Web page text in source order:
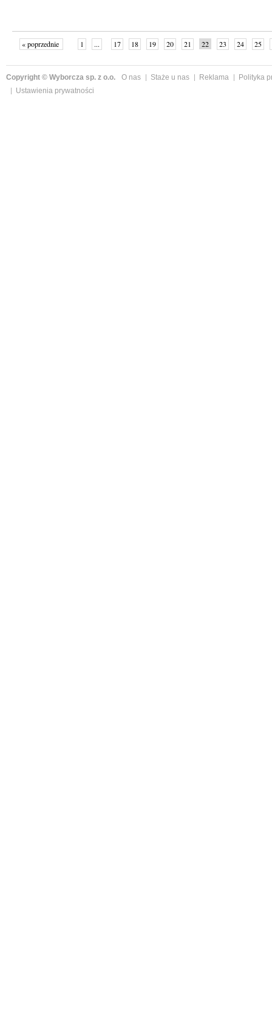
« poprzednie 1 ... 17 18 19 20 21 22 23 24 25
Copyright © Wyborcza sp. z o.o. O nas Staże u nas Reklama
Polityka
Ustawienia prywatności